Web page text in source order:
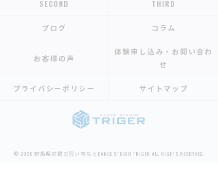
SECOND
THIRD
ブログ コラム
お客様の声
体験申し込み・お問い合わ
せ
プライバシーポリシー サイトマップ
© 2026 群馬県前橋の習い事ならDANCE STUDIO TRIGER ALL RIGHTS RESERVED.